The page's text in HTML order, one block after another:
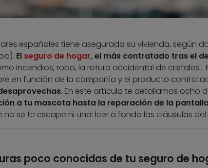
españoles tiene asegurada su vivienda, según
El seguro de hogar, el más contratado tras el
incendios, robo, la rotura accidental de cristales…
en función de la compañía y el producto
. En este artículo te detallamos ocho
a tu mascota hasta la reparación de la
no se te escape ni una: leer a fondo las cláusulas
poco conocidas de tu seguro de